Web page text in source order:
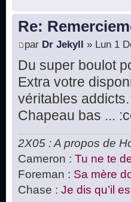
Re:
par Dr Jekyll » Lun 1
Du super boulot
Extra votre
véritables addicts.
Chapeau bas ...
2X05 : A propos de
Cameron : Tu ne te
Foreman : Sa mère
Chase : Je dis qu’il